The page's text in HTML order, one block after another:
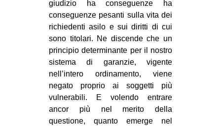
giudizio ha conseguenze ha
conseguenze pesanti sulla vita dei
richiedenti asilo e sui diritti di cui
sono titolari. Ne discende che un
principio determinante per il nostro
sistema di garanzie, vigente
nell’intero ordinamento, viene
negato proprio ai soggetti più
vulnerabili. E volendo entrare
ancor più nel merito della
questione, quanto emerge nel